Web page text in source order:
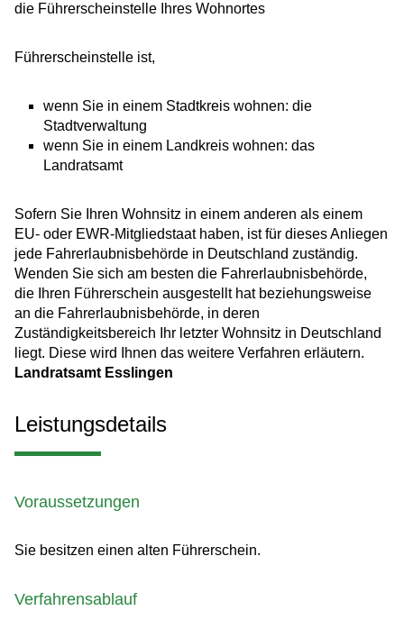
die Führerscheinstelle Ihres Wohnortes
Führerscheinstelle ist,
wenn Sie in einem Stadtkreis wohnen: die
Stadtverwaltung
wenn Sie in einem Landkreis wohnen: das
Landratsamt
Sofern Sie Ihren Wohnsitz in einem anderen als einem
EU- oder EWR-Mitgliedstaat haben, ist für dieses Anliegen
jede Fahrerlaubnisbehörde in Deutschland zuständig.
Wenden Sie sich am besten die Fahrerlaubnisbehörde,
die Ihren Führerschein ausgestellt hat beziehungsweise
an die Fahrerlaubnisbehörde, in deren
Zuständigkeitsbereich Ihr letzter Wohnsitz in Deutschland
liegt. Diese wird Ihnen das weitere Verfahren erläutern.
Landratsamt Esslingen
Leistungsdetails
Voraussetzungen
Sie besitzen einen alten Führerschein.
Verfahrensablauf